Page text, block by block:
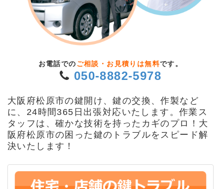
お電話での ご相談・お見積りは無料です。
050-8882-5978
大阪府松原市の鍵開け、鍵の交換、作製など
に、24時間365日出張対応いたします。作業ス
タッフは、確かな技術を持ったカギのプロ！大
阪府松原市の困った鍵のトラブルをスピード解
決いたします！